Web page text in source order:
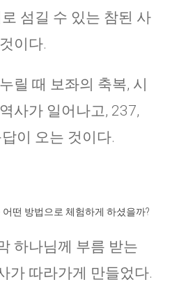
섬길 수 있는 참된 사
이다.
릴 때 보좌의 축복, 시
사가 일어나고, 237,
이 오는 것이다.
떤 방법으로 체험하게 하셨을까?
하나님께 부름 받는
가 따라가게 만들었다.